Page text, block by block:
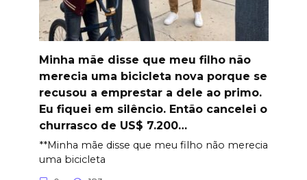
Minha mãe disse que meu filho não
merecia uma bicicleta nova porque se
recusou a emprestar a dele ao primo.
Eu fiquei em silêncio. Então cancelei o
churrasco de US$ 7.200…
**Minha mãe disse que meu filho não merecia
uma bicicleta